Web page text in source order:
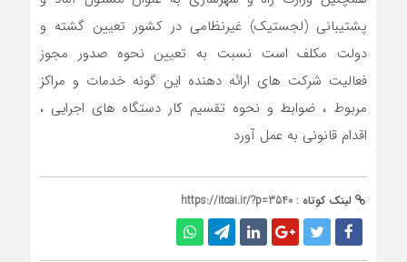
پشتیبانی (لجستیک) غیرنظامی در کشور تعیین گشته و
دولت مکلف است نسبت به تعیین نحوه صدور مجوز
فعالیت شرکت های ارائه دهنده این گونه خدمات و مراکز
مربوط ، ضوابط و نحوه تقسیم کار دستگاه های اجرایی ،
اقدام قانونی به عمل آورد
لینک کوتاه : https://itcai.ir/?p=3540